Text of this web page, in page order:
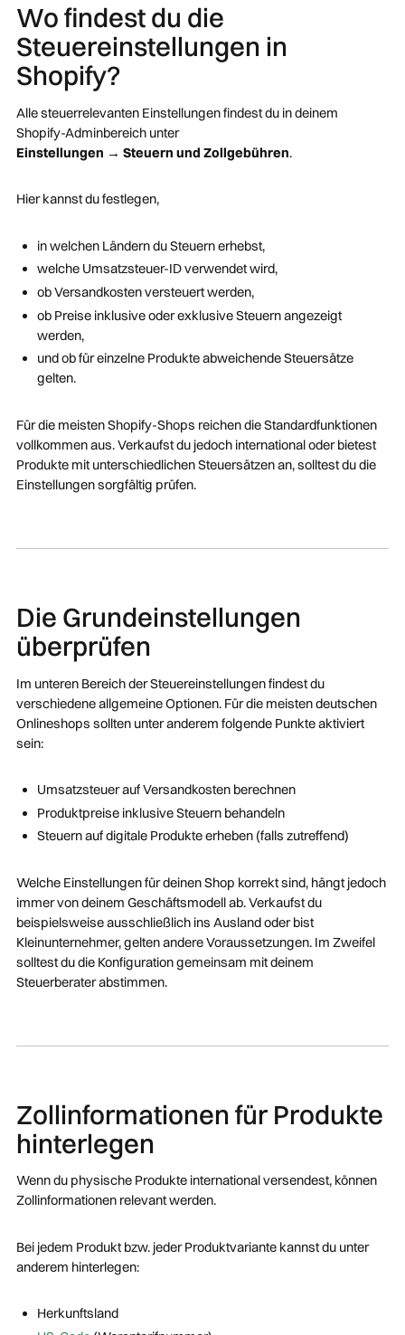
Wo findest du die
Steuereinstellungen in
Shopify?
Alle steuerrelevanten Einstellungen findest du in deinem
Shopify-Adminbereich unter
Einstellungen → Steuern und Zollgebühren.
Hier kannst du festlegen,
in welchen Ländern du Steuern erhebst,
welche Umsatzsteuer-ID verwendet wird,
ob Versandkosten versteuert werden,
ob Preise inklusive oder exklusive Steuern angezeigt
werden,
und ob für einzelne Produkte abweichende Steuersätze
gelten.
Für die meisten Shopify-Shops reichen die Standardfunktionen
vollkommen aus. Verkaufst du jedoch international oder bietest
Produkte mit unterschiedlichen Steuersätzen an, solltest du die
Einstellungen sorgfältig prüfen.
Die Grundeinstellungen
überprüfen
Im unteren Bereich der Steuereinstellungen findest du
verschiedene allgemeine Optionen. Für die meisten deutschen
Onlineshops sollten unter anderem folgende Punkte aktiviert
sein:
Umsatzsteuer auf Versandkosten berechnen
Produktpreise inklusive Steuern behandeln
Steuern auf digitale Produkte erheben (falls zutreffend)
Welche Einstellungen für deinen Shop korrekt sind, hängt jedoch
immer von deinem Geschäftsmodell ab. Verkaufst du
beispielsweise ausschließlich ins Ausland oder bist
Kleinunternehmer, gelten andere Voraussetzungen. Im Zweifel
solltest du die Konfiguration gemeinsam mit deinem
Steuerberater abstimmen.
Zollinformationen für Produkte
hinterlegen
Wenn du physische Produkte international versendest, können
Zollinformationen relevant werden.
Bei jedem Produkt bzw. jeder Produktvariante kannst du unter
anderem hinterlegen:
Herkunftsland